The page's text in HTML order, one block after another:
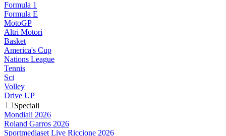
Formula 1
Formula E
MotoGP
Altri Motori
Basket
America's Cup
Nations League
Tennis
Sci
Volley
Drive UP
Speciali
Mondiali 2026
Roland Garros 2026
Sportmediaset Live Riccione 2026